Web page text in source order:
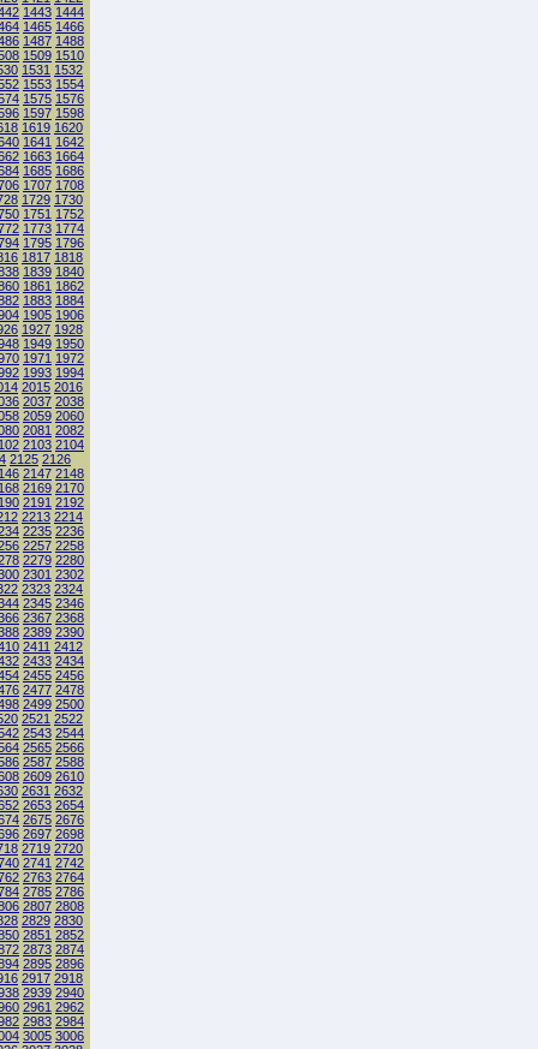
1443 1444
1465 1466
1487 1488
1509 1510
1531 1532
1553 1554
1575 1576
1597 1598
1619 1620
1641 1642
1663 1664
1685 1686
1707 1708
1729 1730
1751 1752
1773 1774
1795 1796
1817 1818
1839 1840
1861 1862
1883 1884
1905 1906
1927 1928
1949 1950
1971 1972
1993 1994
2015 2016
2037 2038
2059 2060
2081 2082
2103 2104
2125 2126
2147 2148
2169 2170
2191 2192
2213 2214
2235 2236
2257 2258
2279 2280
2301 2302
2323 2324
2345 2346
2367 2368
2389 2390
2411 2412
2433 2434
2455 2456
2477 2478
2499 2500
2521 2522
2543 2544
2565 2566
2587 2588
2609 2610
2631 2632
2653 2654
2675 2676
2697 2698
2719 2720
2741 2742
2763 2764
2785 2786
2807 2808
2829 2830
2851 2852
2873 2874
2895 2896
2917 2918
2939 2940
2961 2962
2983 2984
3005 3006